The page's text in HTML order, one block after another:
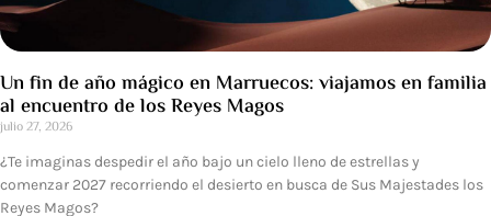
Un fin de año mágico en Marruecos: viajamos en familia
al encuentro de los Reyes Magos
julio 27, 2026
¿Te imaginas despedir el año bajo un cielo lleno de estrellas y
comenzar 2027 recorriendo el desierto en busca de Sus Majestades los
Reyes Magos?